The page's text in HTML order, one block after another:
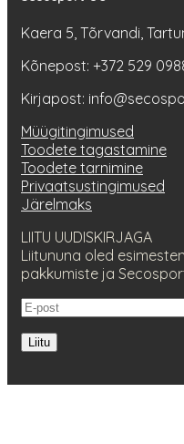
Kaera 5, Tõrvandi,
Kõnepost: +372 529
Kirjapost:
Müügitingimused
Toodete tagastamine
Toodete tarnimine
Privaatsustingimused
Järelmaks
LIITU UUDISKIRJAGA
Liitununa oled
pakkumiste ja
Liitu